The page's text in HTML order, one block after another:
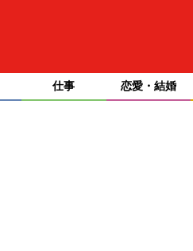
仕事 恋愛・結婚